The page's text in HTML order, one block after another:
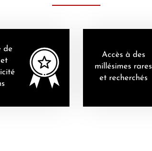
de
Accès à des
millésimes rares
et recherchés